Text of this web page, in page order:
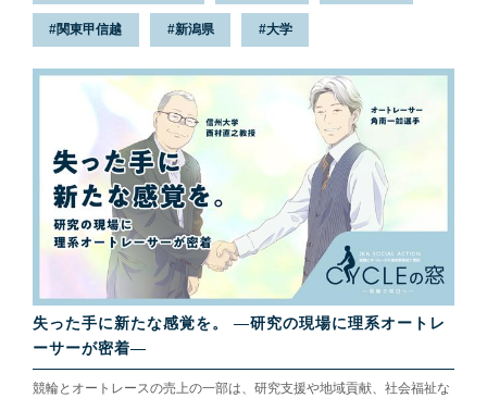
関東甲信越 新潟県 大学
失った手に新たな感覚を。 ―研究の現場に理系オートレ
ーサーが密着―
競輪とオートレースの売上の一部は、研究支援や地域貢献、社会福祉な